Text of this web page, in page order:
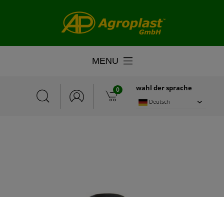
MENU
0 wahl der sprache
Deutsch